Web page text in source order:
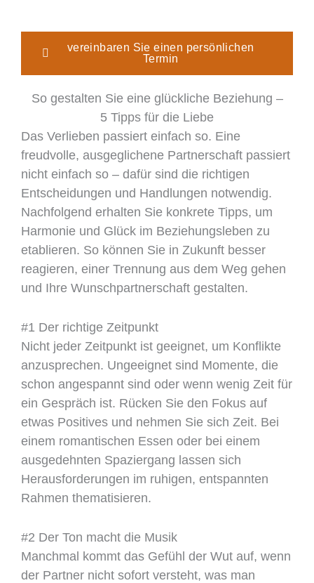
vereinbaren Sie einen persönlichen
Termin
So gestalten Sie eine glückliche Beziehung –
5 Tipps für die Liebe
Das Verlieben passiert einfach so. Eine
freudvolle, ausgeglichene Partnerschaft passiert
nicht einfach so – dafür sind die richtigen
Entscheidungen und Handlungen notwendig.
Nachfolgend erhalten Sie konkrete Tipps, um
Harmonie und Glück im Beziehungsleben zu
etablieren. So können Sie in Zukunft besser
reagieren, einer Trennung aus dem Weg gehen
und Ihre Wunschpartnerschaft gestalten.
#1 Der richtige Zeitpunkt
Nicht jeder Zeitpunkt ist geeignet, um Konflikte
anzusprechen. Ungeeignet sind Momente, die
schon angespannt sind oder wenn wenig Zeit für
ein Gespräch ist. Rücken Sie den Fokus auf
etwas Positives und nehmen Sie sich Zeit. Bei
einem romantischen Essen oder bei einem
ausgedehnten Spaziergang lassen sich
Herausforderungen im ruhigen, entspannten
Rahmen thematisieren.
#2 Der Ton macht die Musik
Manchmal kommt das Gefühl der Wut auf, wenn
der Partner nicht sofort versteht, was man